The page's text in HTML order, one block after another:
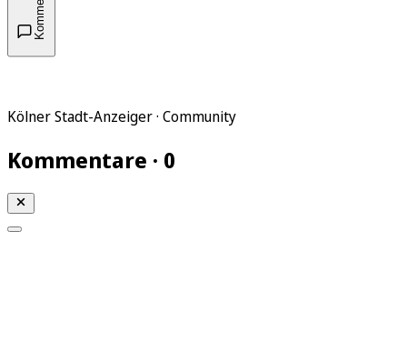
Kölner Stadt-Anzeiger · Community
Kommentare · 0